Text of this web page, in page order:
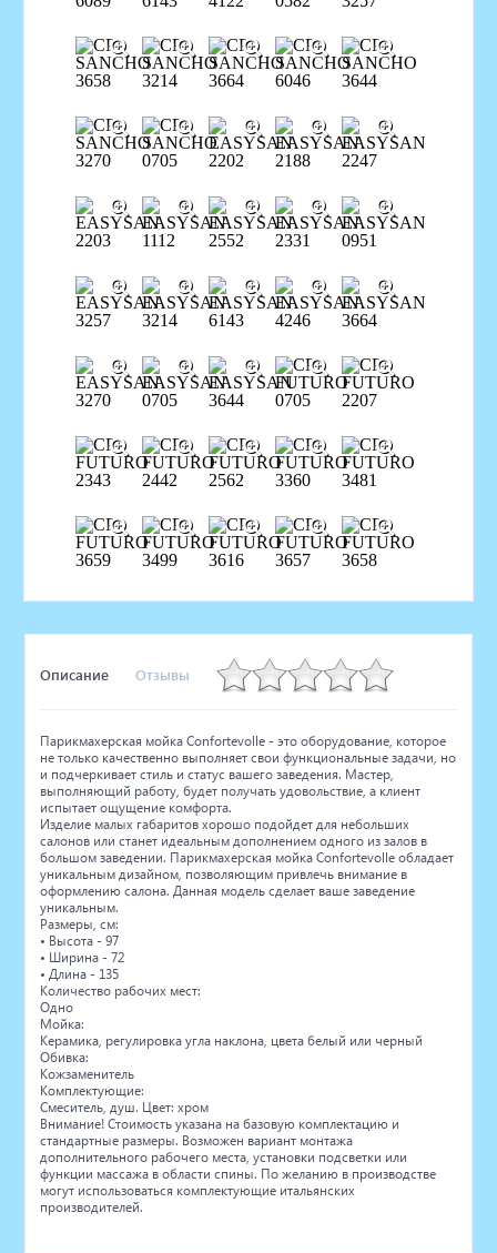
Описание Отзывы
Парикмахерская мойка Confortevolle - это оборудование, которое
не только качественно выполняет свои функциональные задачи, но
и подчеркивает стиль и статус вашего заведения. Мастер,
выполняющий работу, будет получать удовольствие, а клиент
испытает ощущение комфорта.
Изделие малых габаритов хорошо подойдет для небольших
салонов или станет идеальным дополнением одного из залов в
большом заведении. Парикмахерская мойка Confortevolle обладает
уникальным дизайном, позволяющим привлечь внимание в
оформлению салона. Данная модель сделает ваше заведение
уникальным.
Размеры, см:
• Высота - 97
• Ширина - 72
• Длина - 135
Количество рабочих мест:
Одно
Мойка:
Керамика, регулировка угла наклона, цвета белый или черный
Обивка:
Кожзаменитель
Комплектующие:
Смеситель, душ. Цвет: хром
Внимание! Стоимость указана на базовую комплектацию и
стандартные размеры. Возможен вариант монтажа
дополнительного рабочего места, установки подсветки или
функции массажа в области спины. По желанию в производстве
могут использоваться комплектующие итальянских
производителей.